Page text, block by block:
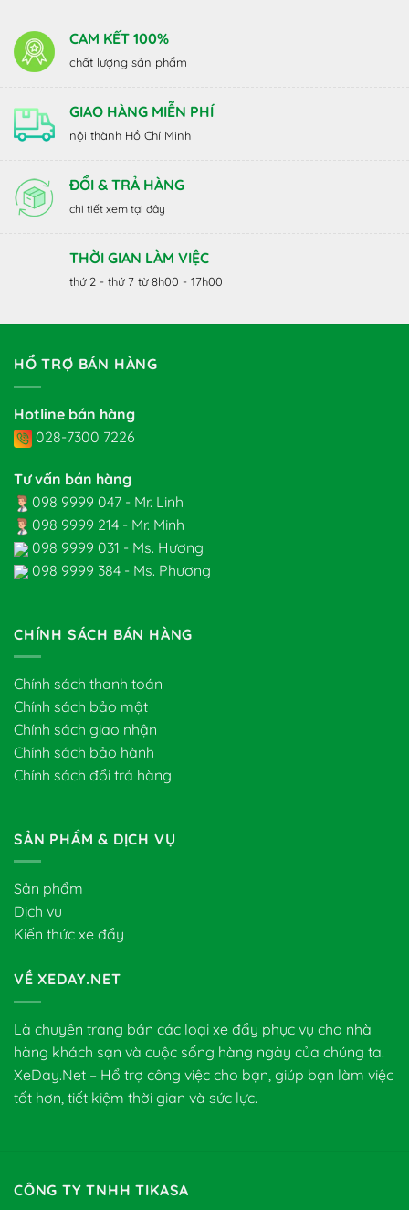
CAM KẾT 100%
chất lượng sản phẩm
GIAO HÀNG MIỄN PHÍ
nội thành Hồ Chí Minh
ĐỔI & TRẢ HÀNG
chi tiết xem tại đây
THỜI GIAN LÀM VIỆC
thứ 2 - thứ 7 từ 8h00 - 17h00
HỔ TRỢ BÁN HÀNG
Hotline bán hàng
028-7300 7226
Tư vấn bán hàng
098 9999 047 - Mr. Linh
098 9999 214 - Mr. Minh
098 9999 031 - Ms. Hương
098 9999 384 - Ms. Phương
CHÍNH SÁCH BÁN HÀNG
Chính sách thanh toán
Chính sách bảo mật
Chính sách giao nhận
Chính sách bảo hành
Chính sách đổi trả hàng
SẢN PHẨM & DỊCH VỤ
Sản phẩm
Dịch vụ
Kiến thức xe đẩy
VỀ XEDAY.NET
Là chuyên trang bán các loại xe đẩy phục vụ cho nhà
hàng khách sạn và cuộc sống hàng ngày của chúng ta.
XeDay.Net – Hổ trợ công việc cho bạn, giúp bạn làm việc
tốt hơn, tiết kiệm thời gian và sức lực.
CÔNG TY TNHH TIKASA